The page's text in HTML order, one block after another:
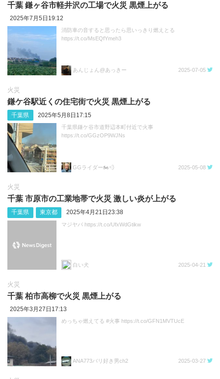
千葉 鎌ヶ谷市軽井沢の工場で火災 黒煙上がる
2025年7月5日19:12
消防車の音すると思ったら思いっきり燃えとる
https://t.co/MsEQfYmeh3
あんじょん@あっきー 2025-07-05
火災
鎌ケ谷駅近くの住宅街で火災 黒煙上がる
千葉県 2025年5月8日17:15
千葉県鎌ケ谷市道野辺本町付近で火事
https://t.co/GGzOP9WJNs
GGライダー🏍💨 2025-05-08
火災
千葉 市原市の工業地帯で火災 激しい炎が上がる
千葉県 東京都 2025年4月21日23:38
マジヤバ https://t.co/UfxWdGtikw
白い犬 2025-04-21
火災
千葉 柏市高柳で火災 黒煙上がる
2025年3月27日17:13
めっちゃ燃えてる #火事 https://t.co/GFN1MVTUcE
ANA773バリ好き男ch2 2025-03-27